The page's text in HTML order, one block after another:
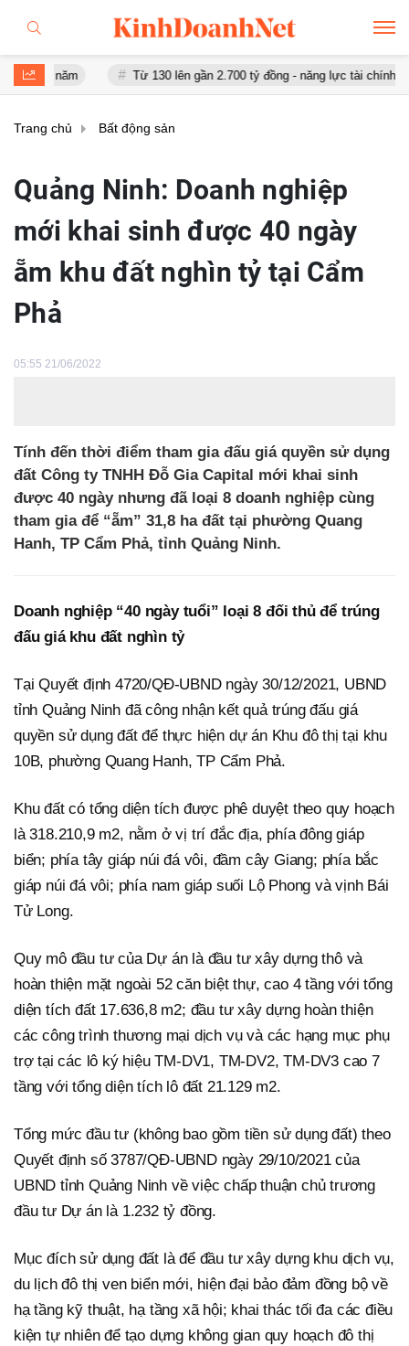
Từ 130 lên gần 2.700 tỷ đồng - năng lực tài chính của Bamboo
Trang chủ Bất động sản
Quảng Ninh: Doanh nghiệp
mới khai sinh được 40 ngày
ẵm khu đất nghìn tỷ tại Cẩm
Phả
05:55 21/06/2022
Tính đến thời điểm tham gia đấu giá quyền sử dụng
đất Công ty TNHH Đỗ Gia Capital mới khai sinh
được 40 ngày nhưng đã loại 8 doanh nghiệp cùng
tham gia để “ẵm” 31,8 ha đất tại phường Quang
Hanh, TP Cẩm Phả, tỉnh Quảng Ninh.
Doanh nghiệp “40 ngày tuổi” loại 8 đối thủ để trúng
đấu giá khu đất nghìn tỷ
Tại Quyết định 4720/QĐ-UBND ngày 30/12/2021, UBND
tỉnh Quảng Ninh đã công nhận kết quả trúng đấu giá
quyền sử dụng đất để thực hiện dự án Khu đô thị tại khu
10B, phường Quang Hanh, TP Cẩm Phả.
Khu đất có tổng diện tích được phê duyệt theo quy hoạch
là 318.210,9 m2, nằm ở vị trí đắc địa, phía đông giáp
biển; phía tây giáp núi đá vôi, đầm cây Giang; phía bắc
giáp núi đá vôi; phía nam giáp suối Lộ Phong và vịnh Bái
Tử Long.
Quy mô đầu tư của Dự án là đầu tư xây dựng thô và
hoàn thiện mặt ngoài 52 căn biệt thự, cao 4 tầng với tổng
diện tích đất 17.636,8 m2; đầu tư xây dựng hoàn thiện
các công trình thương mại dịch vụ và các hạng mục phụ
trợ tại các lô ký hiệu TM-DV1, TM-DV2, TM-DV3 cao 7
tầng với tổng diện tích lô đất 21.129 m2.
Tổng mức đầu tư (không bao gồm tiền sử dụng đất) theo
Quyết định số 3787/QĐ-UBND ngày 29/10/2021 của
UBND tỉnh Quảng Ninh về việc chấp thuận chủ trương
đầu tư Dự án là 1.232 tỷ đồng.
Mục đích sử dụng đất là để đầu tư xây dựng khu dịch vụ,
du lịch đô thị ven biển mới, hiện đại bảo đảm đồng bộ về
hạ tầng kỹ thuật, hạ tầng xã hội; khai thác tối đa các điều
kiện tự nhiên để tạo dựng không gian quy hoạch đô thị